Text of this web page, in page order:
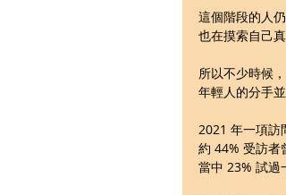
這個階段的人
也在摸索自己
所以不少時候，
年輕人的分手
2021 年一項訪
約 44% 受訪者
當中 23% 試過